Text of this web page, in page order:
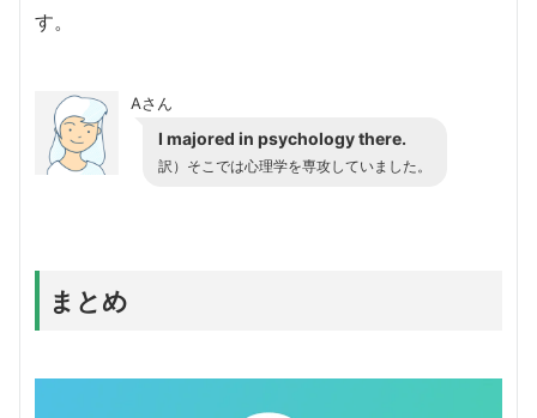
す。
Aさん
I majored in psychology there.
訳）そこでは心理学を専攻していました。
まとめ